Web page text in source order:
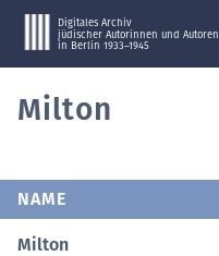
Digitales Archiv
jüdischer Autorinnen und Autoren
in Berlin 1933–1945
Milton
NAME
Milton